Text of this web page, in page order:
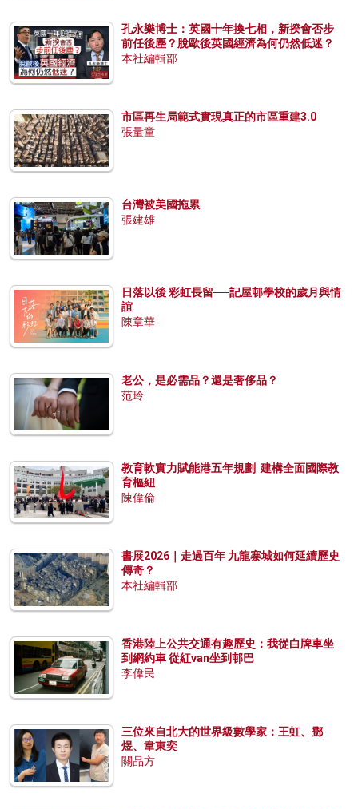
孔永樂博士：英國十年換七相，新揆會否步
前任後塵？脫歐後英國經濟為何仍然低迷？
本社編輯部
市區再生局範式實現真正的市區重建3.0
張量童
台灣被美國拖累
張建雄
日落以後 彩虹長留──記屋邨學校的歲月與情
誼
陳章華
老公，是必需品？還是奢侈品？
范玲
教育軟實力賦能港五年規劃 建構全面國際教
育樞紐
陳偉倫
書展2026｜走過百年 九龍寨城如何延續歷史
傳奇？
本社編輯部
香港陸上公共交通有趣歷史：我從白牌車坐
到網約車 從紅van坐到邨巴
李偉民
三位來自北大的世界級數學家：王虹、鄧
煜、韋東奕
關品方